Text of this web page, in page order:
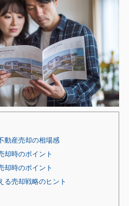
動産売却の相場感
却時のポイント
却時のポイント
る売却戦略のヒント